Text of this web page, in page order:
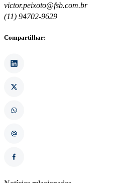
victor.peixoto@fsb.com.br
(11) 94702-9629
Compartilhar: